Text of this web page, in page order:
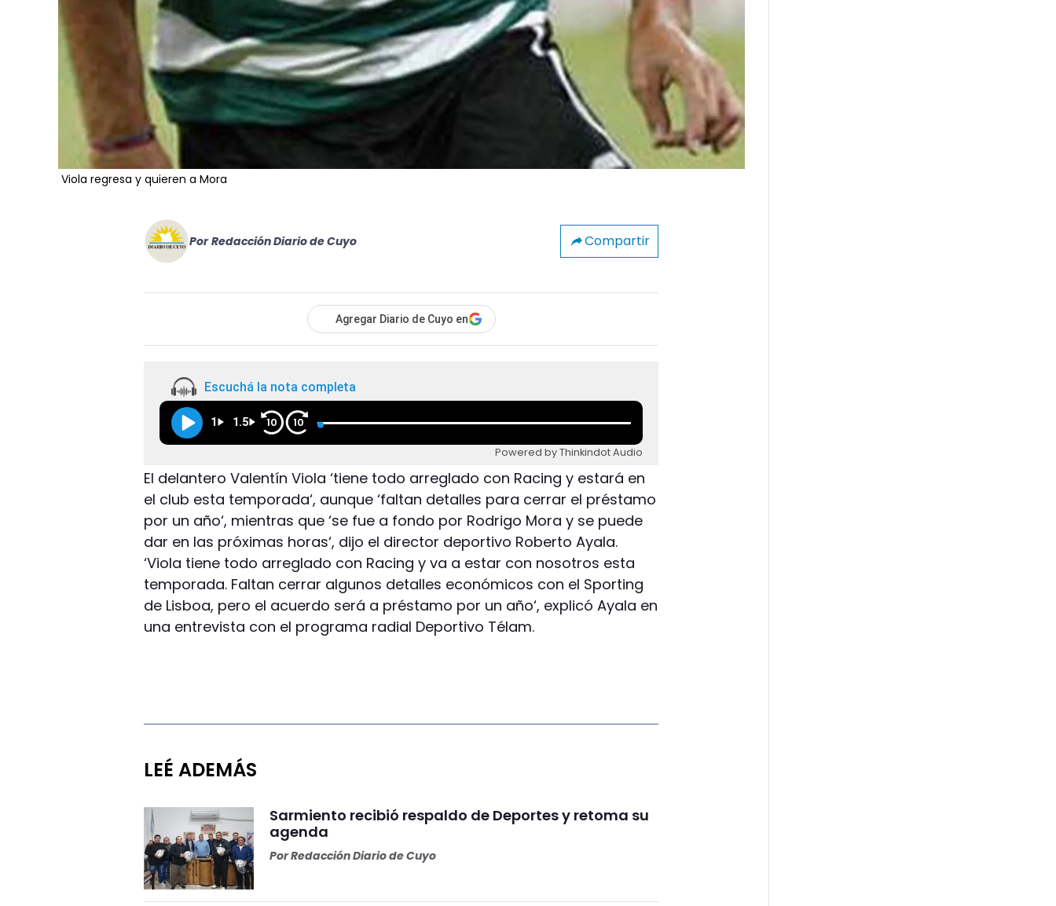
Viola regresa y quieren a Mora
Por Redacción Diario de Cuyo Compartir
Agregar Diario de Cuyo en
Escuchá la nota completa
1 1.5 10 10
Powered by Thinkindot Audio
El delantero Valentín Viola ‘tiene todo arreglado con Racing y estará en
el club esta temporada‘, aunque ‘faltan detalles para cerrar el préstamo
por un año‘, mientras que ‘se fue a fondo por Rodrigo Mora y se puede
dar en las próximas horas‘, dijo el director deportivo Roberto Ayala.
‘Viola tiene todo arreglado con Racing y va a estar con nosotros esta
temporada. Faltan cerrar algunos detalles económicos con el Sporting
de Lisboa, pero el acuerdo será a préstamo por un año‘, explicó Ayala en
una entrevista con el programa radial Deportivo Télam.
LEÉ ADEMÁS
Sarmiento recibió respaldo de Deportes y retoma su
agenda
PorRedacción Diario de Cuyo